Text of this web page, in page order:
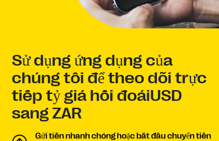
Sử dụng ứng dụng của
chúng tôi để theo dõi trực
tiếp tỷ giá hối đoáiUSD
sang ZAR
Gửi tiền nhanh chóng hoặc bắt đầu chuyển tiền